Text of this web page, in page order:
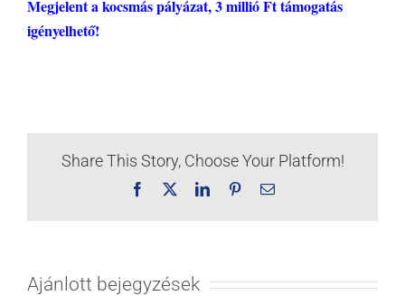
Megjelent a kocsmás pályázat, 3 millió Ft támogatás
igényelhető!
Share This Story, Choose Your Platform!
Facebook LinkedInPinterestEmail:
Ajánlott bejegyzések